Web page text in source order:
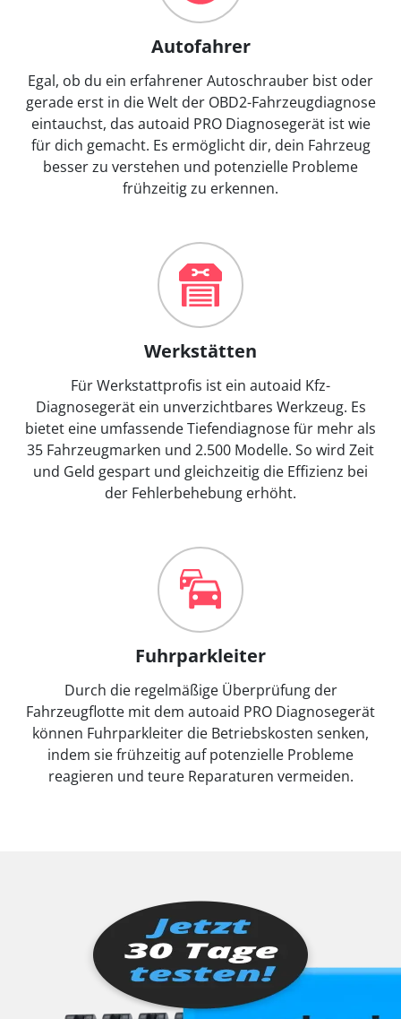
Autofahrer
Egal, ob du ein erfahrener Autoschrauber bist oder
gerade erst in die Welt der OBD2-Fahrzeugdiagnose
eintauchst, das autoaid PRO Diagnosegerät ist wie
für dich gemacht. Es ermöglicht dir, dein Fahrzeug
besser zu verstehen und potenzielle Probleme
frühzeitig zu erkennen.
Werkstätten
Für Werkstattprofis ist ein autoaid Kfz-
Diagnosegerät ein unverzichtbares Werkzeug. Es
bietet eine umfassende Tiefendiagnose für mehr als
35 Fahrzeugmarken und 2.500 Modelle. So wird Zeit
und Geld gespart und gleichzeitig die Effizienz bei
der Fehlerbehebung erhöht.
Fuhrparkleiter
Durch die regelmäßige Überprüfung der
Fahrzeugflotte mit dem autoaid PRO Diagnosegerät
können Fuhrparkleiter die Betriebskosten senken,
indem sie frühzeitig auf potenzielle Probleme
reagieren und teure Reparaturen vermeiden.